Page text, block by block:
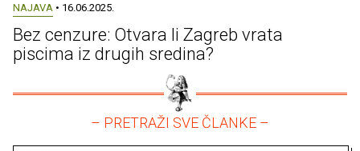
NAJAVA • 16.06.2025.
Bez cenzure: Otvara li Zagreb vrata
piscima iz drugih sredina?
– PRETRAŽI SVE ČLANKE –